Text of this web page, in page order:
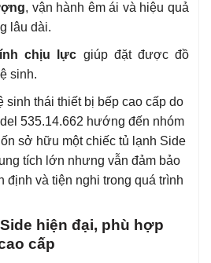
, vận hành êm ái và hiệu quả
lâu dài.
chịu lực giúp đặt được đồ
sinh.
sinh thái thiết bị bếp cao cấp do
535.14.662 hướng đến nhóm
sở hữu một chiếc tủ lạnh Side
tích lớn nhưng vẫn đảm bảo
định và tiện nghi trong quá trình
hiện đại, phù hợp
cấp